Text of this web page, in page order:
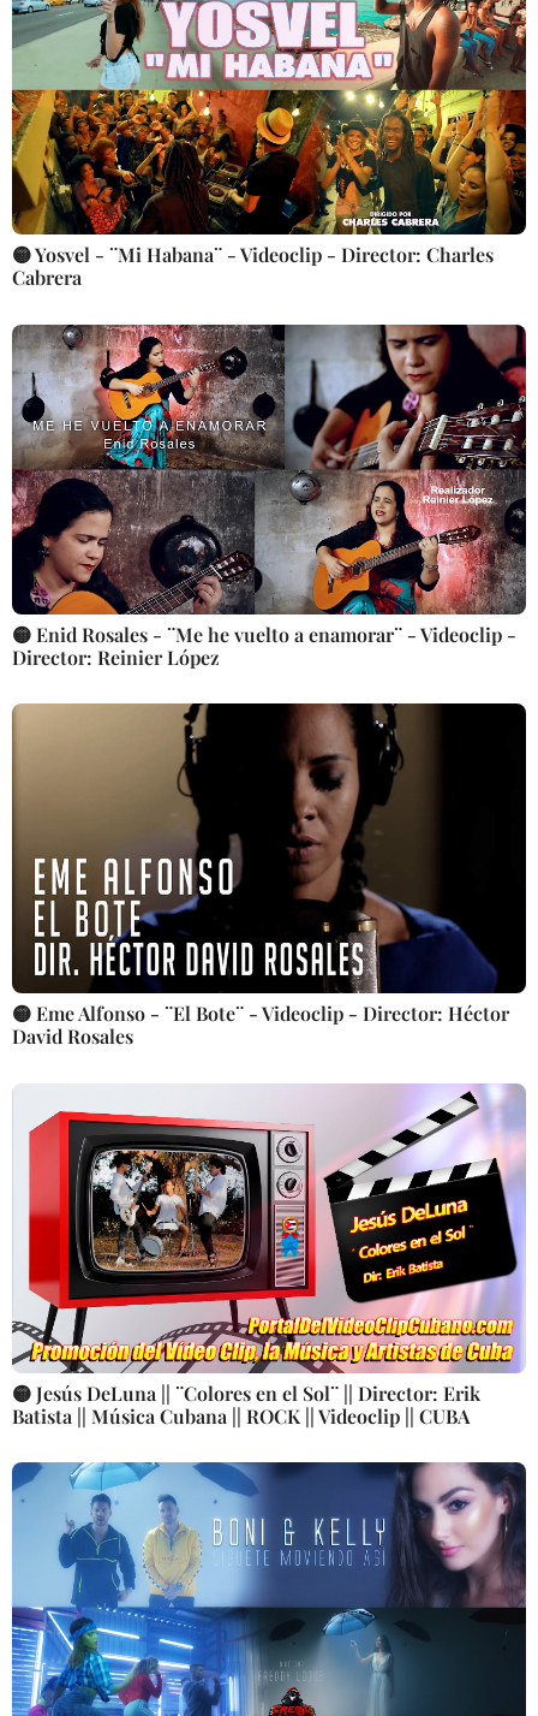
🟡 Yosvel - ¨Mi Habana¨ - Videoclip - Director: Charles
Cabrera
🟡 Enid Rosales - ¨Me he vuelto a enamorar¨ - Videoclip -
Director: Reinier López
🟡 Eme Alfonso - ¨El Bote¨ - Videoclip - Director: Héctor
David Rosales
🟡 Jesús DeLuna || ¨Colores en el Sol¨ || Director: Erik
Batista || Música Cubana || ROCK || Videoclip || CUBA